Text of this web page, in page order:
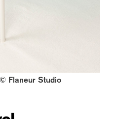
Flaneur Studio